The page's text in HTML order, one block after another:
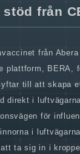
från
från
plattform, BERA,
till att skapa
direkt i
för
i
ta sig in i